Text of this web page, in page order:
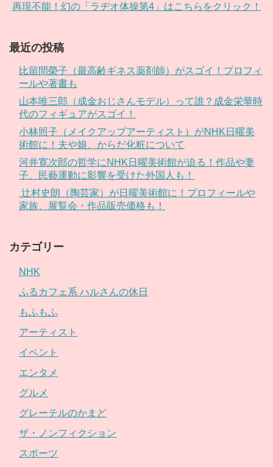
再現不能！幻の「ラヂオ体操第4」はこちらをクリック！
最近の投稿
比留間榮子（最高齢ギネス薬剤師）がスゴイ！プロフィ
ールや著書も
山本唯三郎（成金おじさんモデル）って誰？成金栄華時
代のフィギュアがスゴイ！
小林照子（メイクアップアーティスト）がNHK日曜美
術館に！夫や娘、からだ化粧について
河井寛次郎の哲学にNHK日曜美術館が迫る！作品や妻
子、民藝運動に影響を受けた外国人も！
辻村史朗（陶芸家）が日曜美術館に！プロフィールや
家族、展覧会・作品販売価格も！
カテゴリー
NHK
ふるカフェ系 ハルさんの休日
もふもふ
アーティスト
イベント
エンタメ
グルメ
グレーテルのかまど
ザ・ノンフィクション
スポーツ